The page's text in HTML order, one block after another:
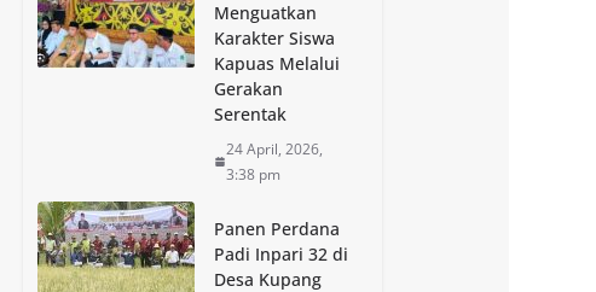
Menguatkan
Karakter Siswa
Kapuas Melalui
Gerakan
Serentak
24 April, 2026,
3:38 pm
Panen Perdana
Padi Inpari 32 di
Desa Kupang